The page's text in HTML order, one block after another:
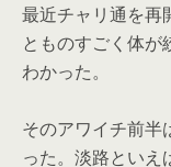
最近チャリ通を再
とものすごく体が
わかった。
そのアワイチ前半
った。淡路といえ